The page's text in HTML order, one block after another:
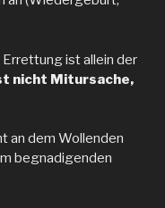
ist allein der
nicht Mitursache,
an dem Wollenden
begnadigenden